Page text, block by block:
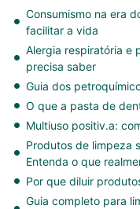
Consumismo na era
facilitar a vida
Alergia respiratória e
precisa saber
Guia dos
O que a pasta de
Multiuso positiv.a:
Produtos de limpeza
Entenda o que
Por que diluir
Guia completo para